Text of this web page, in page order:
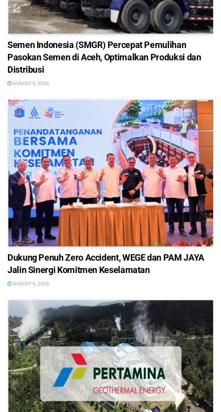
Semen Indonesia (SMGR) Percepat Pemulihan
Pasokan Semen di Aceh, Optimalkan Produksi dan
Distribusi
AUGUST 6, 2026
Dukung Penuh Zero Accident, WEGE dan PAM JAYA
Jalin Sinergi Komitmen Keselamatan
AUGUST 6, 2026